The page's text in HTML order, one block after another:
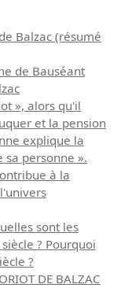
Balzac (résumé
de Bauséant
», alors qu'il
et la pension
explique la
sa personne ».
à la
sont les
? Pourquoi
?
DE BALZAC